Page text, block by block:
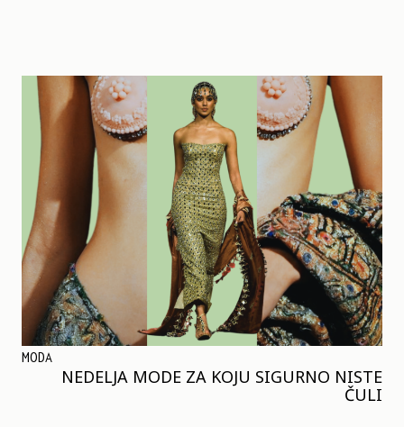
MODA
NEDELJA MODE ZA KOJU SIGURNO NISTE
ČULI